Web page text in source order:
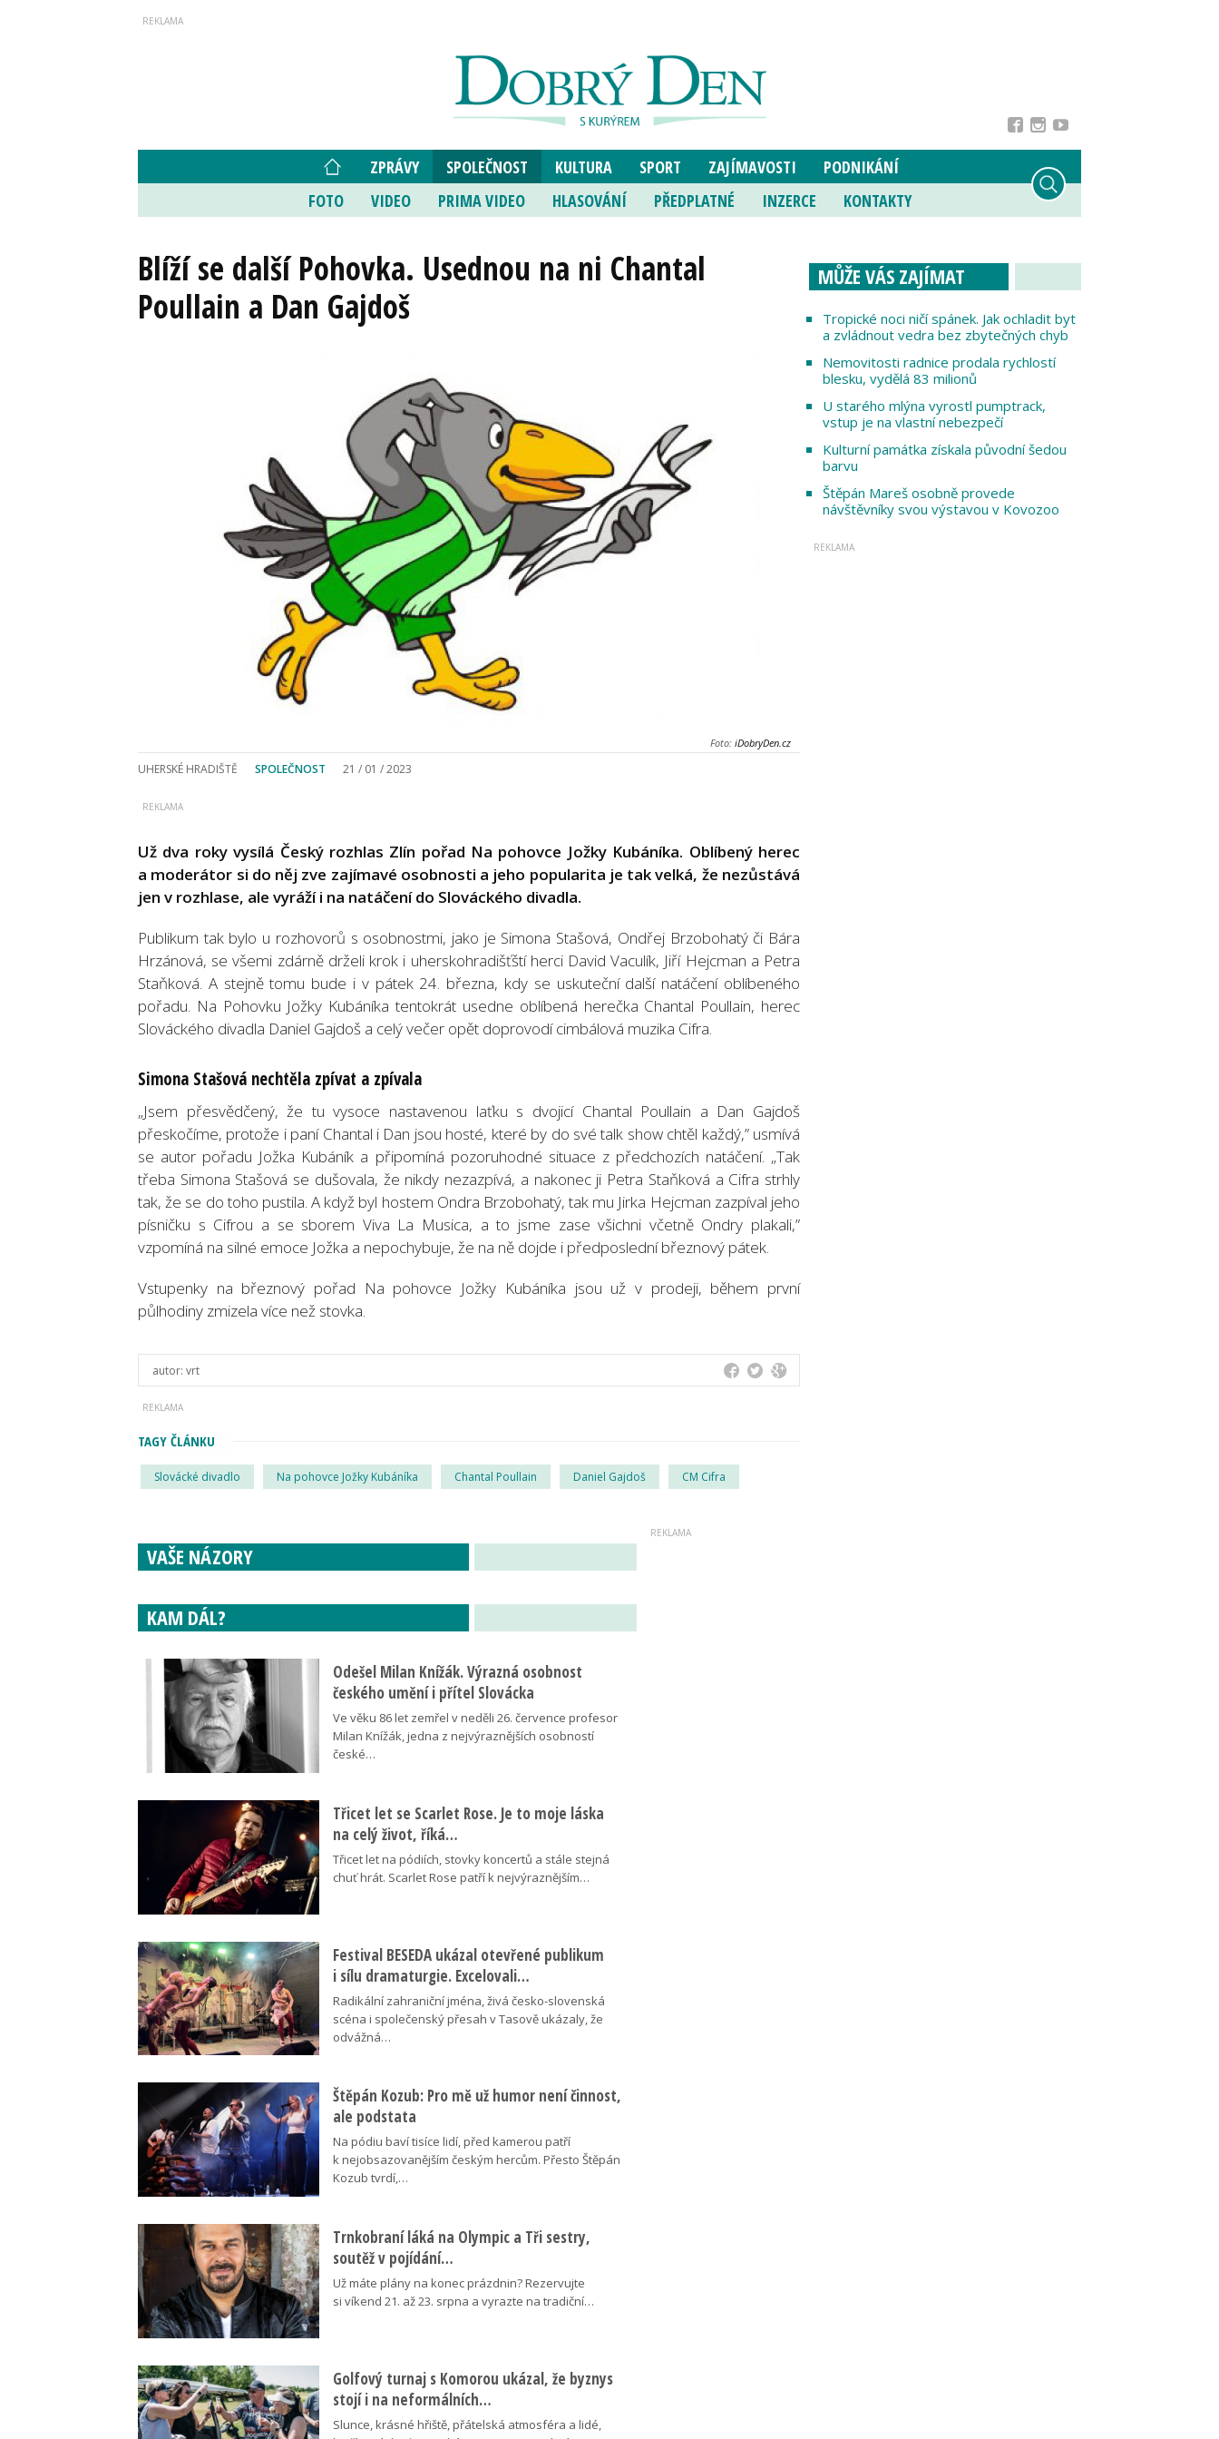
ZPRÁVY SPOLEČNOST KULTURA SPORT ZAJÍMAVOSTI
PODNIKÁNÍ
FOTO
VIDEO PRIMA VIDEO HLASOVÁNÍ PŘEDPLATNÉ INZERCE KONTAKTY
Blíží se další Pohovka. Usednou na ni Chantal
Poullain a Dan Gajdoš
Foto: iDobryDen.cz
UHERSKÉ HRADIŠTĚ SPOLEČNOST 21 / 01 / 2023
Už dva roky vysílá Český rozhlas Zlín pořad Na pohovce Jožky Kubáníka. Oblíbený herec
a moderátor si do něj zve zajímavé osobnosti a jeho popularita je tak velká, že nezůstává
jen v rozhlase, ale vyráží i na natáčení do Slováckého divadla.
Publikum tak bylo u rozhovorů s osobnostmi, jako je Simona Stašová, Ondřej Brzobohatý či Bára
Hrzánová, se všemi zdárně drželi krok i uherskohradišťští herci David Vaculík, Jiří Hejcman a Petra
Staňková. A stejně tomu bude i v pátek 24. března, kdy se uskuteční další natáčení oblíbeného
pořadu. Na Pohovku Jožky Kubáníka tentokrát usedne oblíbená herečka Chantal Poullain, herec
Slováckého divadla Daniel Gajdoš a celý večer opět doprovodí cimbálová muzika Cifra.
Simona Stašová nechtěla zpívat a zpívala
„Jsem přesvědčený, že tu vysoce nastavenou laťku s dvojicí Chantal Poullain a Dan Gajdoš
přeskočíme, protože i paní Chantal i Dan jsou hosté, které by do své talk show chtěl každý,” usmívá
se autor pořadu Jožka Kubáník a připomíná pozoruhodné situace z předchozích natáčení. „Tak
třeba Simona Stašová se dušovala, že nikdy nezazpívá, a nakonec ji Petra Staňková a Cifra strhly
tak, že se do toho pustila. A když byl hostem Ondra Brzobohatý, tak mu Jirka Hejcman zazpíval jeho
písničku s Cifrou a se sborem Viva La Musica, a to jsme zase všichni včetně Ondry plakali,”
vzpomíná na silné emoce Jožka a nepochybuje, že na ně dojde i předposlední březnový pátek.
Vstupenky na březnový pořad Na pohovce Jožky Kubáníka jsou už v prodeji, během první
půlhodiny zmizela více než stovka.
autor: vrt
TAGY ČLÁNKU
Slovácké divadlo Na pohovce Jožky Kubáníka Chantal Poullain Daniel Gajdoš CM Cifra
MŮŽE VÁS ZAJÍMAT
Tropické noci ničí spánek. Jak ochladit byt
a zvládnout vedra bez zbytečných chyb
Nemovitosti radnice prodala rychlostí
blesku, vydělá 83 milionů
U starého mlýna vyrostl pumptrack,
vstup je na vlastní nebezpečí
Kulturní památka získala původní šedou
barvu
Štěpán Mareš osobně provede
návštěvníky svou výstavou v Kovozoo
VAŠE NÁZORY
KAM DÁL?
Odešel Milan Knížák. Výrazná osobnost
českého umění i přítel Slovácka
Ve věku 86 let zemřel v neděli 26. července profesor
Milan Knížák, jedna z nejvýraznějších osobností
české…
Třicet let se Scarlet Rose. Je to moje láska
na celý život, říká…
Třicet let na pódiích, stovky koncertů a stále stejná
chuť hrát. Scarlet Rose patří k nejvýraznějším…
Festival BESEDA ukázal otevřené publikum
i sílu dramaturgie. Excelovali…
Radikální zahraniční jména, živá česko-slovenská
scéna i společenský přesah v Tasově ukázaly, že
odvážná…
Štěpán Kozub: Pro mě už humor není činnost,
ale podstata
Na pódiu baví tisíce lidí, před kamerou patří
k nejobsazovanějším českým hercům. Přesto Štěpán
Kozub tvrdí,…
Trnkobraní láká na Olympic a Tři sestry,
soutěž v pojídání…
Už máte plány na konec prázdnin? Rezervujte
si víkend 21. až 23. srpna a vyrazte na tradiční…
Golfový turnaj s Komorou ukázal, že byznys
stojí i na neformálních…
Slunce, krásné hřiště, přátelská atmosféra a lidé,